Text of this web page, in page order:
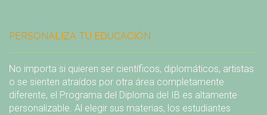
PERSONALIZA TU EDUCACIÓN
No importa si quieren ser científicos, diplomáticos, artistas
o se sienten atraídos por otra área completamente
diferente, el Programa del Diploma del IB es altamente
personalizable. Al elegir sus materias, los estudiantes